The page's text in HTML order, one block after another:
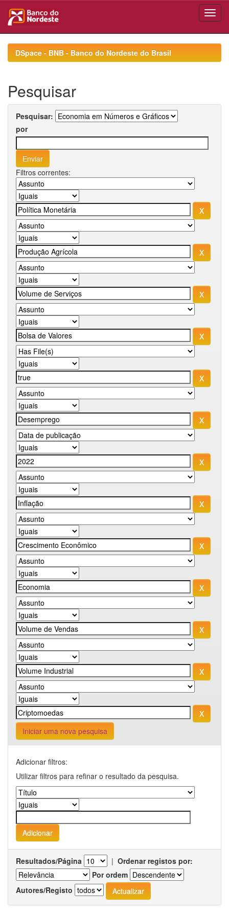
navigationDSpace - BNB - Banco do Nordeste do Brasil
Pesquisar
Pesquisar:
por
Filtros correntes:
Iniciar uma nova pesquisa
Adicionar filtros:
Utilizar filtros para refinar o resultado da pesquisa.
Resultados/Página | Ordenar registos por:
Por ordem
Autores/Registo